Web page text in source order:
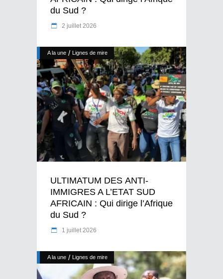
du Sud ?
2 juillet 2026
A la une / Lignes de mire
ULTIMATUM DES ANTI-
IMMIGRES A L’ETAT SUD
AFRICAIN : Qui dirige l’Afrique
du Sud ?
1 juillet 2026
A la une / Lignes de mire